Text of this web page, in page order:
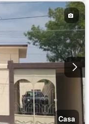
Casa